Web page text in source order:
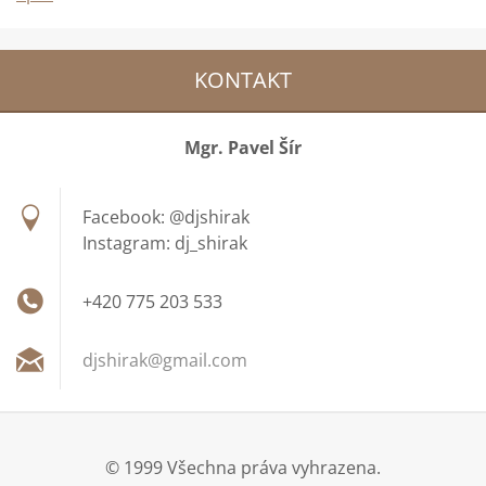
KONTAKT
Mgr. Pavel Šír
Facebook: @djshirak
Instagram: dj_shirak
+420 775 203 533
djshirak@gmail.com
© 1999 Všechna práva vyhrazena.